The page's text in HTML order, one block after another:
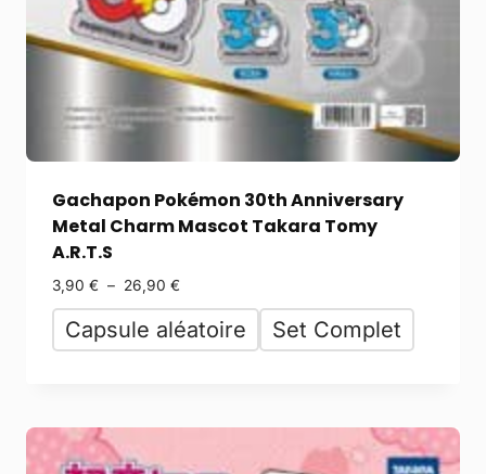
Gachapon Pokémon 30th Anniversary
Metal Charm Mascot Takara Tomy
A.R.T.S
3,90 € – 26,90 €
Capsule aléatoire Set Complet